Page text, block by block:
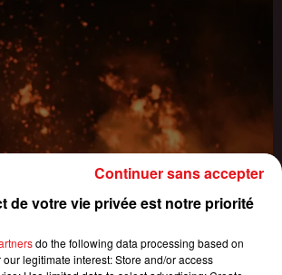
de votre vie privée est notre priorité
do the following data processing based on
legitimate interest: Store and/or access
Continuer sans accepter